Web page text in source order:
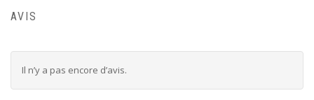
AVIS
Il n’y a pas encore d’avis.